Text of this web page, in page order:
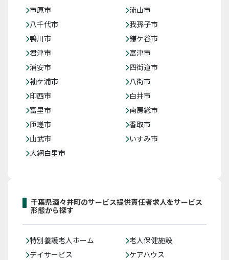
市原市
流山市
八千代市
我孫子市
鴨川市
鎌ケ谷市
君津市
富津市
浦安市
四街道市
袖ケ浦市
八街市
印西市
白井市
富里市
南房総市
匝瑳市
香取市
山武市
いすみ市
大網白里市
千葉県酒々井町のサービス提供責任者求人をサービス
形態から探す
特別養護老人ホーム
老人保健施設
デイサービス
ケアハウス